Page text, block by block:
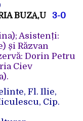
BUZĂ‚U 3-0
Asistenți:
și Răzvan
Dorin Petru
Ciev
Fl. Ilie,
Cip.